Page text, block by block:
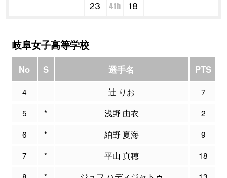
23
4th 18
岐阜女子高等学校
No S 選手名 PTS
4 辻 りお 7
5
* 浅野 由衣 2
6
* 絈野 夏海 9
7
* 平山 真穂 18